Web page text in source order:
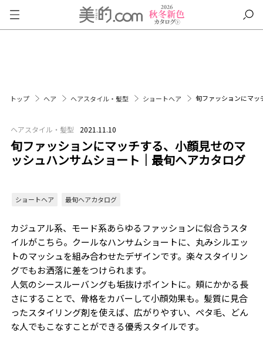
トップ ヘア ヘアスタイル・髪型 ショートヘア 旬ファッションにマッ
ヘアスタイル・髪型 2021.11.10
旬ファッションにマッチする、小顔見せのマ
ッシュハンサムショート｜最旬ヘアカタログ
ショートヘア 最旬ヘアカタログ
カジュアル系、モード系あらゆるファッションに似合うスタ
イルがこちら。クールなハンサムショートに、丸みシルエッ
トのマッシュを組み合わせたデザインです。楽々スタイリン
グでもお洒落に差をつけられます。
人気のシースルーバングも垢抜けポイントに。頬にかかる長
さにすることで、骨格をカバーして小顔効果も。髪質に見合
ったスタイリング剤を使えば、広がりやすい、ペタ毛、どん
な人でもこなすことができる優秀スタイルです。